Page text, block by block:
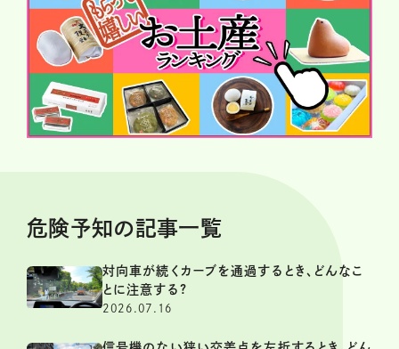
危険予知の記事一覧
対向車が続くカーブを通過するとき、どんなこ
とに注意する?
2026.07.16